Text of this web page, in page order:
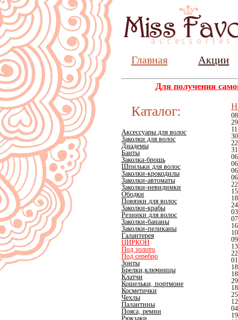
Главная Акции
Для получения
Каталог:
Аксессуары для волос
Заколки для волос
Диадемы
Банты
Заколка-брошь
Шпильки для волос
Заколки-крокодилы
Заколки-автоматы
Заколки-невидимки
Ободки
Повязки для волос
Заколки-крабы
Резинки для волос
Заколки-бананы
Заколки-пеликаны
Галантерея
ЦИРКОН
Под золото
Под серебро
Зонты
Брелки,ключницы
Клатчи
Кошельки, портмоне
Косметички
Чехлы
Палантины
Пояса, ремни
Рюкзаки